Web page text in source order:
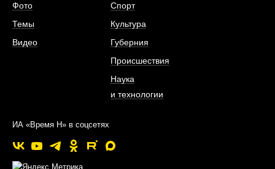
Фото
Темы
Видео
Спорт
Культура
Губерния
Происшествия
Наука
и технологии
ИА «Время Н» в соцсетях